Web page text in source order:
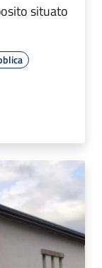
situato